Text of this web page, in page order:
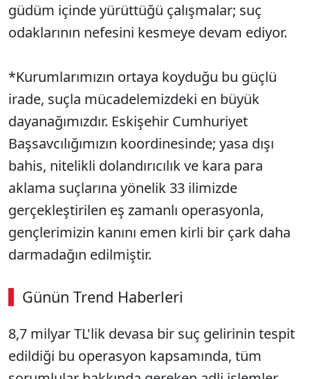
güdüm içinde yürüttüğü çalışmalar; suç
odaklarının nefesini kesmeye devam ediyor.
*Kurumlarımızın ortaya koyduğu bu güçlü
irade, suçla mücadelemizdeki en büyük
dayanağımızdır. Eskişehir Cumhuriyet
Başsavcılığımızın koordinesinde; yasa dışı
bahis, nitelikli dolandırıcılık ve kara para
aklama suçlarına yönelik 33 ilimizde
gerçekleştirilen eş zamanlı operasyonla,
gençlerimizin kanını emen kirli bir çark daha
darmadağın edilmiştir.
Günün Trend Haberleri
SÖZCÜ SON DAKİKA
8,7 milyar TL'lik devasa bir suç gelirinin tespit
edildiği bu operasyon kapsamında, tüm